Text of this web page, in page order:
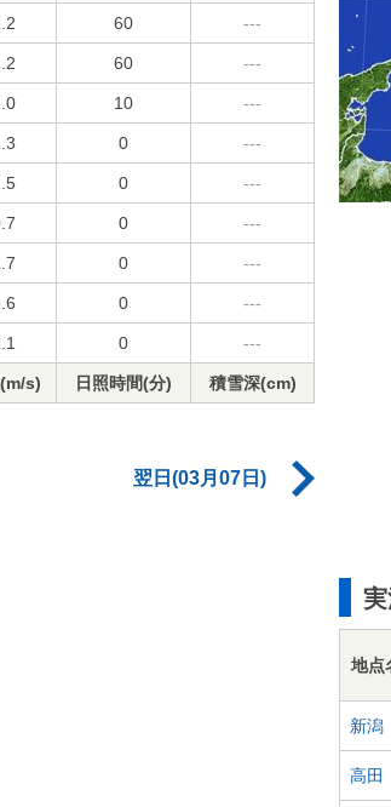
60 ---
60 ---
10 ---
0 ---
0 ---
0 ---
0 ---
0 ---
0 ---
s) 日照時間(分) 積雪深(cm)
翌日(03月07日)
地点
新潟
高田